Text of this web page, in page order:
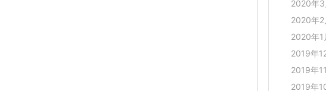
2020年3
2020年2
2020年1
2019年
2019年
2019年